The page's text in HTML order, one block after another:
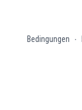
Bedingungen
∙